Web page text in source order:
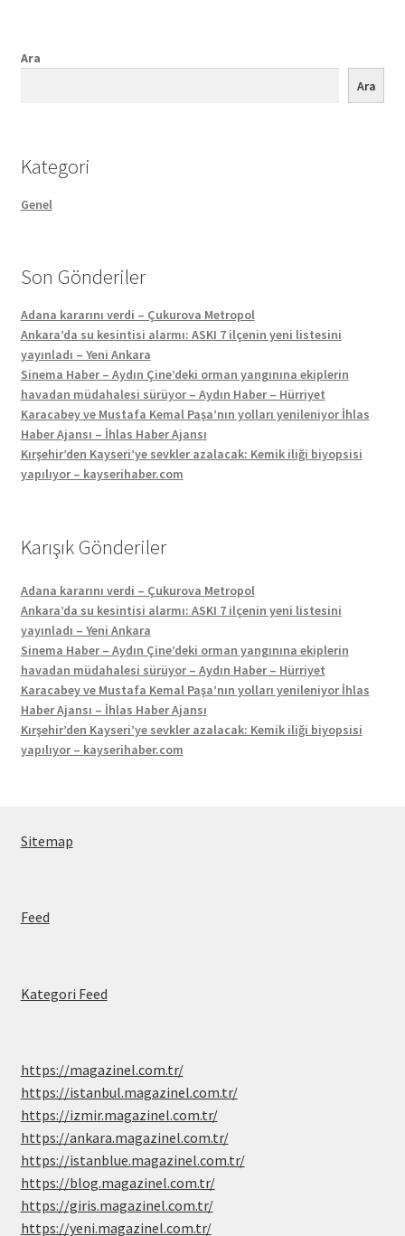
Ara
Ara
Kategori
Genel
Son Gönderiler
Adana kararını verdi – Çukurova Metropol
Ankara’da su kesintisi alarmı: ASKI 7 ilçenin yeni listesini
yayınladı – Yeni Ankara
Sinema Haber – Aydın Çine’deki orman yangınına ekiplerin
havadan müdahalesi sürüyor – Aydın Haber – Hürriyet
Karacabey ve Mustafa Kemal Paşa’nın yolları yenileniyor İhlas
Haber Ajansı – İhlas Haber Ajansı
Kırşehir’den Kayseri’ye sevkler azalacak: Kemik iliği biyopsisi
yapılıyor – kayserihaber.com
Karışık Gönderiler
Adana kararını verdi – Çukurova Metropol
Ankara’da su kesintisi alarmı: ASKI 7 ilçenin yeni listesini
yayınladı – Yeni Ankara
Sinema Haber – Aydın Çine’deki orman yangınına ekiplerin
havadan müdahalesi sürüyor – Aydın Haber – Hürriyet
Karacabey ve Mustafa Kemal Paşa’nın yolları yenileniyor İhlas
Haber Ajansı – İhlas Haber Ajansı
Kırşehir’den Kayseri’ye sevkler azalacak: Kemik iliği biyopsisi
yapılıyor – kayserihaber.com
Sitemap
Feed
Kategori Feed
https://magazinel.com.tr/
https://istanbul.magazinel.com.tr/
https://izmir.magazinel.com.tr/
https://ankara.magazinel.com.tr/
https://istanblue.magazinel.com.tr/
https://blog.magazinel.com.tr/
https://giris.magazinel.com.tr/
https://yeni.magazinel.com.tr/